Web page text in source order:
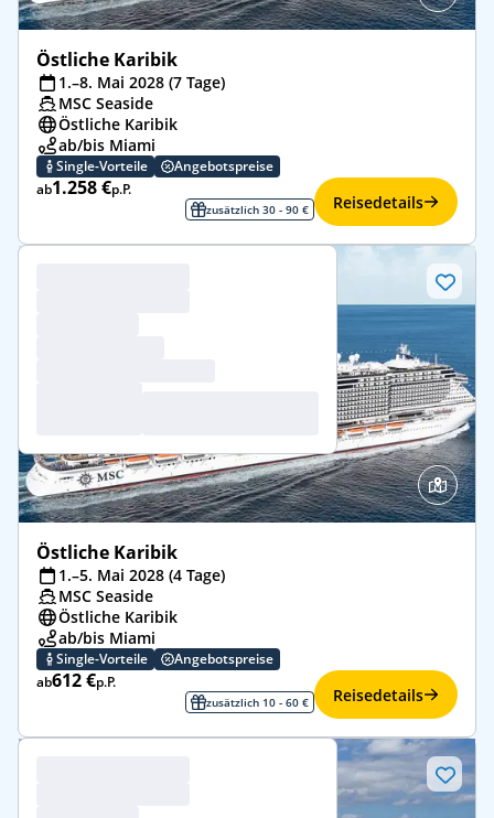
Östliche Karibik
1.–8. Mai 2028 (7 Tage)
MSC Seaside
Östliche Karibik
ab/bis Miami
Single-Vorteile
Angebotspreise
ab1.258 €p.P.
zusätzlich 30 - 90 € Reisedetails
Östliche Karibik
1.–5. Mai 2028 (4 Tage)
MSC Seaside
Östliche Karibik
ab/bis Miami
Single-Vorteile
Angebotspreise
ab612 €p.P.
zusätzlich 10 - 60 € Reisedetails